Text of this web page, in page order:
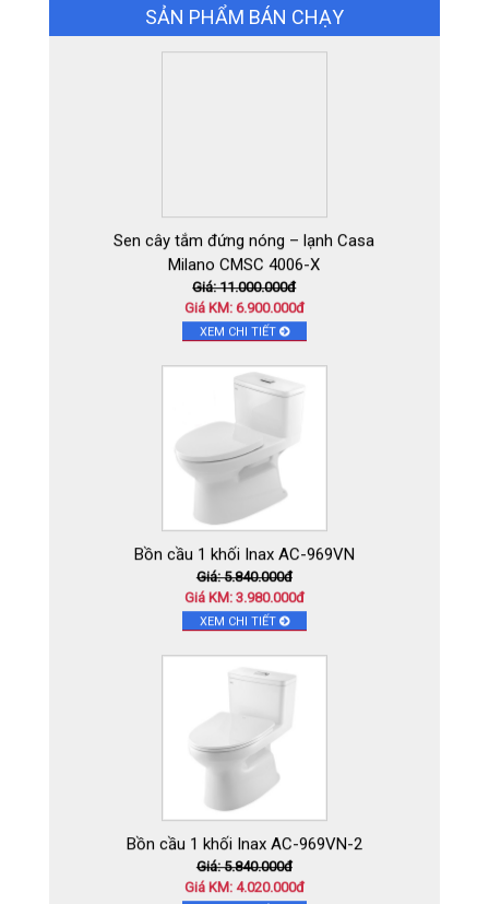
SẢN PHẨM BÁN CHẠY
XEM CHI TIẾT
Sen cây tắm đứng nóng – lạnh Casa
Milano CMSC 4006-X
Giá: 11.000.000đ
Giá KM: 6.900.000đ
XEM CHI TIẾT
Bồn cầu 1 khối Inax AC-969VN
Giá: 5.840.000đ
Giá KM: 3.980.000đ
XEM CHI TIẾT
Bồn cầu 1 khối Inax AC-969VN-2
Giá: 5.840.000đ
Giá KM: 4.020.000đ